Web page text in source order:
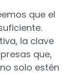
que el
la clave
que,
solo estén